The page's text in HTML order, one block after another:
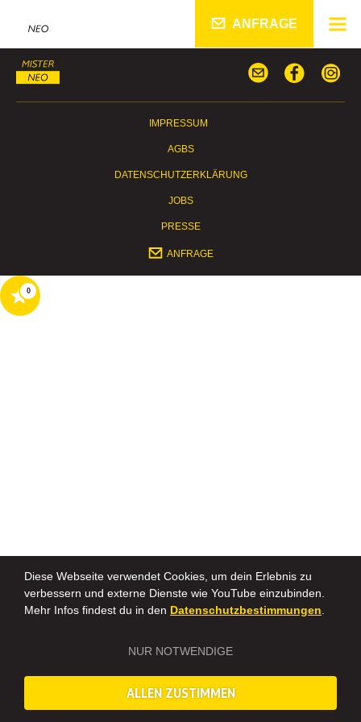
Diese Webseite verwendet Cookies, um dein Erlebnis zu
verbessern und externe Dienste wie YouTube einzubinden.
Mehr Infos findest du in den Datenschutzbestimmungen.
NUR NOTWENDIGE
ALLEN ZUSTIMMEN
ANFRAGE
IMPRESSUM
AGBS
DATENSCHUTZERKLÄRUNG
JOBS
PRESSE
ANFRAGE
0